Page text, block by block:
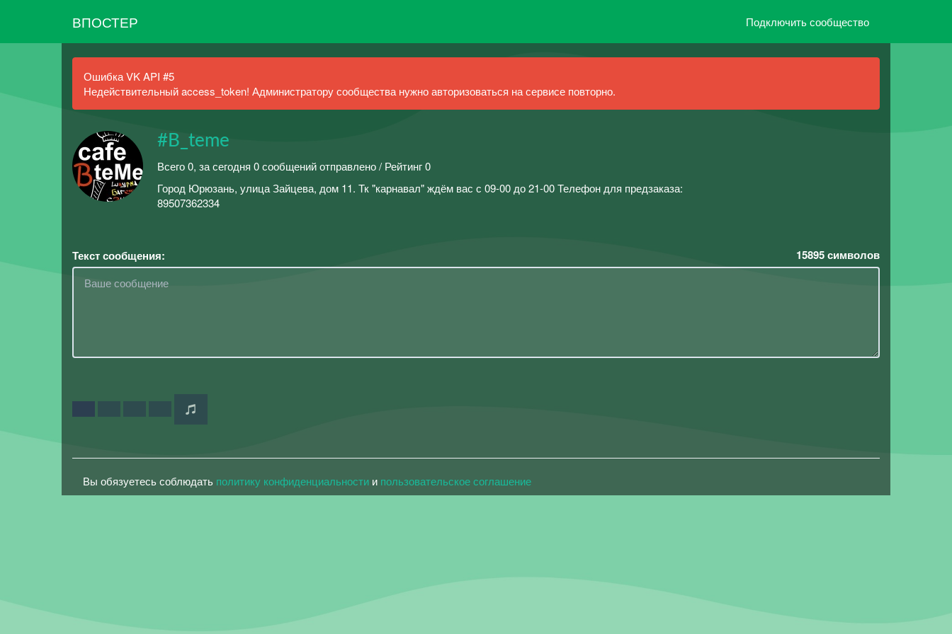
ВПОСТЕР Подключить сообщество
Ошибка VK API #5
Недействительный access_token! Администратору сообщества нужно авторизоваться на сервисе повторно.
#B_teme
Всего 0, за сегодня 0 сообщений отправлено / Рейтинг 0
Город Юрюзань, улица Зайцева, дом 11. Тк "карнавал" ждём вас с 09-00 до 21-00 Телефон для предзаказа:
89507362334
Текст сообщения: 15895символов
Вы обязуетесь соблюдать политику конфиденциальности и пользовательское соглашение